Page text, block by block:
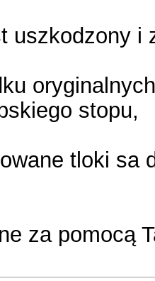
uszkodzony i
stopu,
tloki sa
za pomocą